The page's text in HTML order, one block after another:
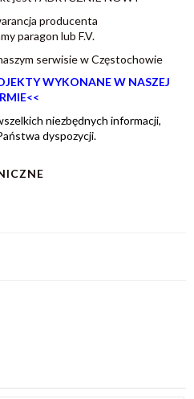
producenta
paragon lub F.V.
serwisie w Częstochowie
WYKONANE W NASZEJ
niezbędnych informacji,
dyspozycji.